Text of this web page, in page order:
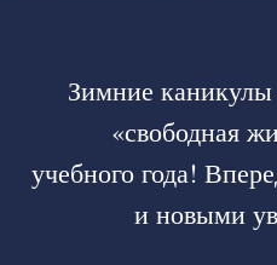
Зимние
«свободная
учебного года!
и новыми